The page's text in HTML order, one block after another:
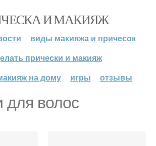
И МАКИЯЖ
виды макияжа и причесок
прически и макияж
на дому
игры отзывы
для волос